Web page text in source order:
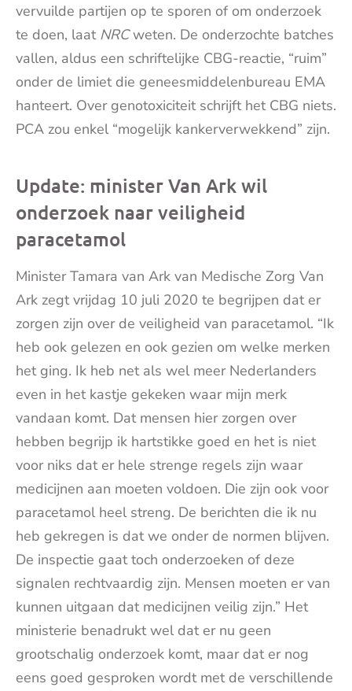
vervuilde partijen op te sporen of om onderzoek
te doen, laat NRCweten. De onderzochte batches
vallen, aldus een schriftelijke CBG-reactie, “ruim”
onder de limiet die geneesmiddelenbureau EMA
hanteert. Over genotoxiciteit schrijft het CBG niets.
PCA zou enkel “mogelijk kankerverwekkend” zijn.
Update: minister Van Ark wil
onderzoek naar veiligheid
paracetamol
Minister Tamara van Ark van Medische Zorg Van
Ark zegt vrijdag 10 juli 2020 te begrijpen dat er
zorgen zijn over de veiligheid van paracetamol. “Ik
heb ook gelezen en ook gezien om welke merken
het ging. Ik heb net als wel meer Nederlanders
even in het kastje gekeken waar mijn merk
vandaan komt. Dat mensen hier zorgen over
hebben begrijp ik hartstikke goed en het is niet
voor niks dat er hele strenge regels zijn waar
medicijnen aan moeten voldoen. Die zijn ook voor
paracetamol heel streng. De berichten die ik nu
heb gekregen is dat we onder de normen blijven.
De inspectie gaat toch onderzoeken of deze
signalen rechtvaardig zijn. Mensen moeten er van
kunnen uitgaan dat medicijnen veilig zijn.” Het
ministerie benadrukt wel dat er nu geen
grootschalig onderzoek komt, maar dat er nog
eens goed gesproken wordt met de verschillende